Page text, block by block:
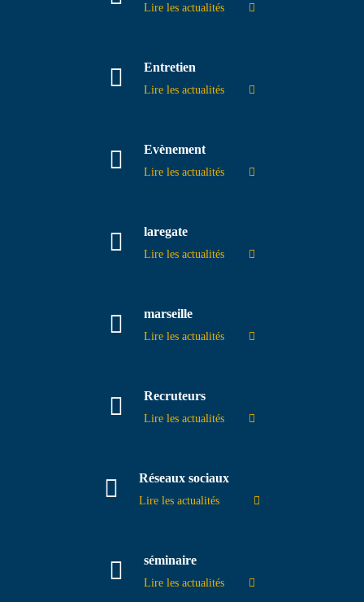
Lire les actualités
Entretien
Lire les actualités
Evènement
Lire les actualités
laregate
Lire les actualités
marseille
Lire les actualités
Recruteurs
Lire les actualités
Réseaux sociaux
Lire les actualités
séminaire
Lire les actualités